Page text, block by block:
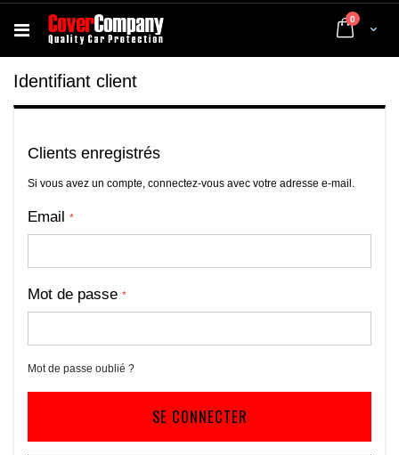
Cart
0 articles
Identifiant client
Clients enregistrés
Si vous avez un compte, connectez-vous avec votre adresse e-mail.
Email
Mot de passe
Mot de passe oublié ?
SE CONNECTER